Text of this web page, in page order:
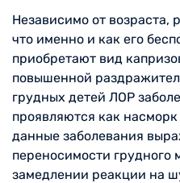
Независимо от возраста,
что именно и как его
приобретают вид
повышенной
грудных детей ЛОР
проявляются как
данные заболевания
переносимости грудного
замедлении реакции на